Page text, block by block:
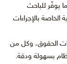
يوفّر للباحث
الخاصة بالإجراءات
الحقوق، وكل من
بسهولة ودقة.